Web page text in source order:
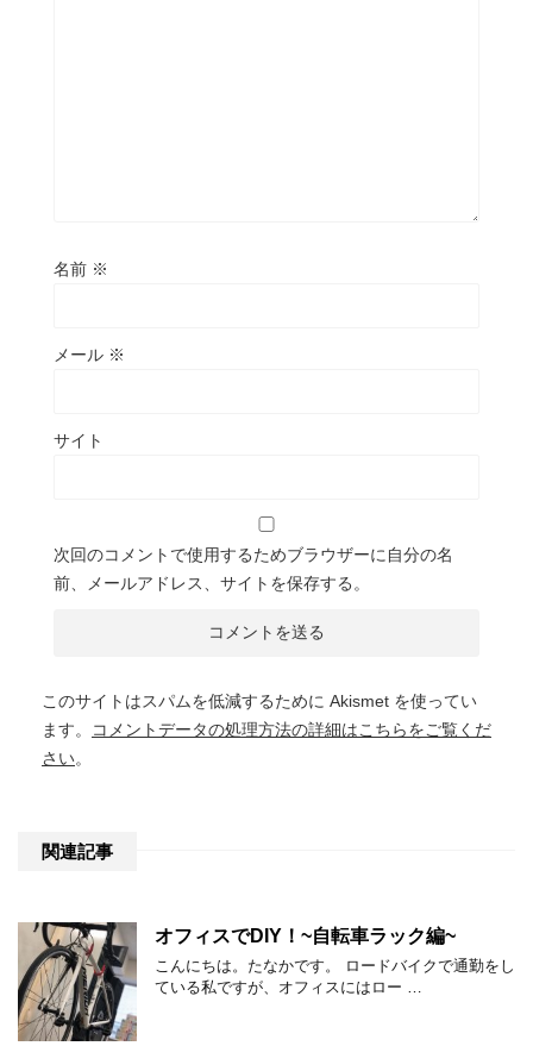
名前 ※
メール ※
サイト
次回のコメントで使用するためブラウザーに自分の名
前、メールアドレス、サイトを保存する。
このサイトはスパムを低減するために Akismet を使ってい
ます。
コメントデータの処理方法の詳細はこちらをご覧くだ
さい。
関連記事
オフィスでDIY！~自転車ラック編~
こんにちは。たなかです。 ロードバイクで通勤をし
ている私ですが、オフィスにはロー …